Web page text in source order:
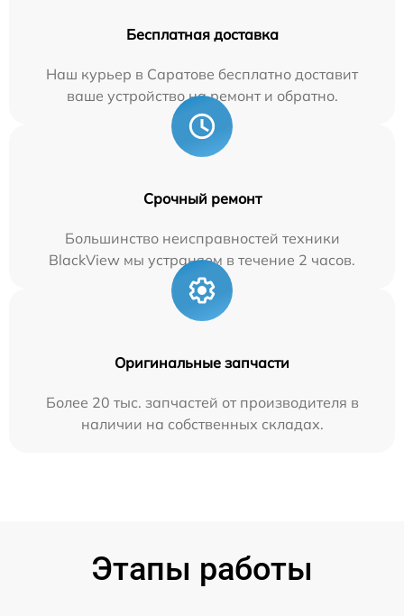
Бесплатная доставка
Наш курьер в Саратове бесплатно доставит
ваше устройство на ремонт и обратно.
Срочный ремонт
Большинство неисправностей техники
BlackView мы устраняем в течение 2 часов.
Оригинальные запчасти
Более 20 тыс. запчастей от производителя в
наличии на собственных складах.
Этапы работы